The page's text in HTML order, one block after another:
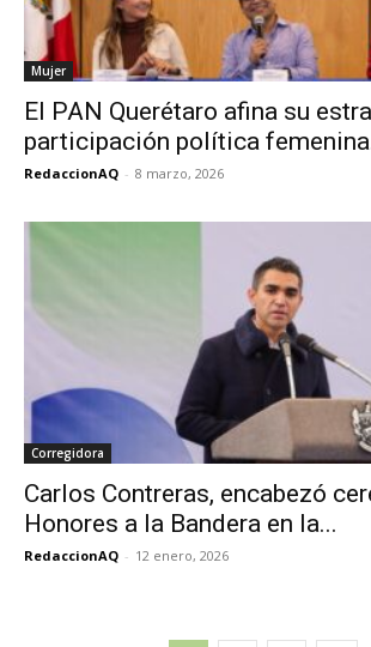
Mujer
El PAN Querétaro afina su
participación política
RedaccionAQ - 8 marzo, 2026
Corregidora
Carlos Contreras, encabezó
Honores a la Bandera en la...
RedaccionAQ - 12 enero, 2026